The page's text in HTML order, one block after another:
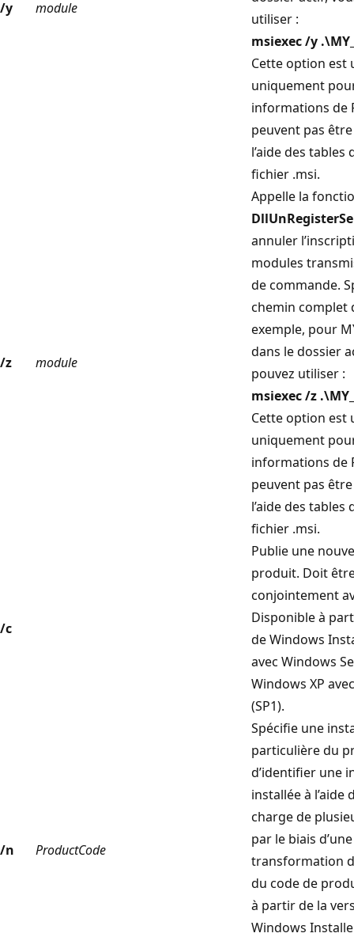
/y module
utiliser :
msiexec /y
Cette option est
uniquement
informations de
peuvent pas
l’aide des tables
fichier .msi.
/z module
Appelle la
annuler
modules
de commande.
chemin complet
exemple, pour
dans le dossier
pouvez utiliser :
msiexec /z
Cette option est
uniquement
informations de
peuvent pas
l’aide des tables
fichier .msi.
/c
Publie une
produit. Doit
conjointement
Disponible à
de Windows
avec Windows
Windows XP
(SP1).
/n ProductCode
Spécifie une
particulière du
d’identifier une
installée à l’aide
charge de
par le biais d’une
transformation
du code de
à partir de la
Windows